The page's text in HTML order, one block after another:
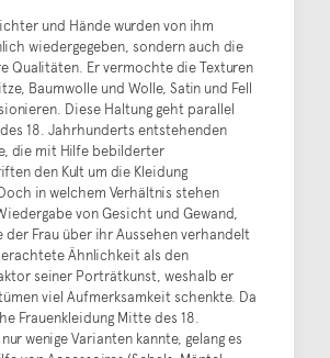
und Hände wurden von ihm
wiedergegeben, sondern auch die
Qualitäten. Er vermochte die Texturen
Baumwolle und Wolle, Satin und Fell
Diese Haltung geht parallel
18. Jahrhunderts entstehenden
die mit Hilfe bebilderter
den Kult um die Kleidung
in welchem Verhältnis stehen
von Gesicht und Gewand,
der Frau über ihr Aussehen verhandelt
Ähnlichkeit als den
seiner Porträtkunst, weshalb er
viel Aufmerksamkeit schenkte. Da
Frauenkleidung Mitte des 18.
wenige Varianten kannte, gelang es